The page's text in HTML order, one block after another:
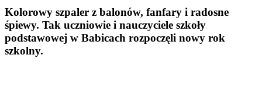
Kolorowy szpaler z balonów, fanfary i radosne
śpiewy. Tak uczniowie i nauczyciele szkoły
podstawowej w Babicach rozpoczęli nowy rok
szkolny.